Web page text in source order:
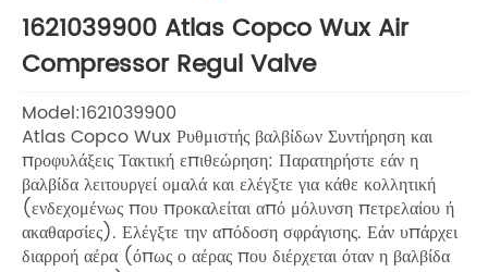
1621039900 Atlas Copco Wux Air
Compressor Regul Valve
Model:1621039900
Atlas Copco Wux Ρυθμιστής βαλβίδων Συντήρηση και
προφυλάξεις Τακτική επιθεώρηση: Παρατηρήστε εάν η
βαλβίδα λειτουργεί ομαλά και ελέγξτε για κάθε κολλητική
(ενδεχομένως που προκαλείται από μόλυνση πετρελαίου ή
ακαθαρσίες). Ελέγξτε την απόδοση σφράγισης. Εάν υπάρχει
διαρροή αέρα (όπως ο αέρας που διέρχεται όταν η βαλβίδα